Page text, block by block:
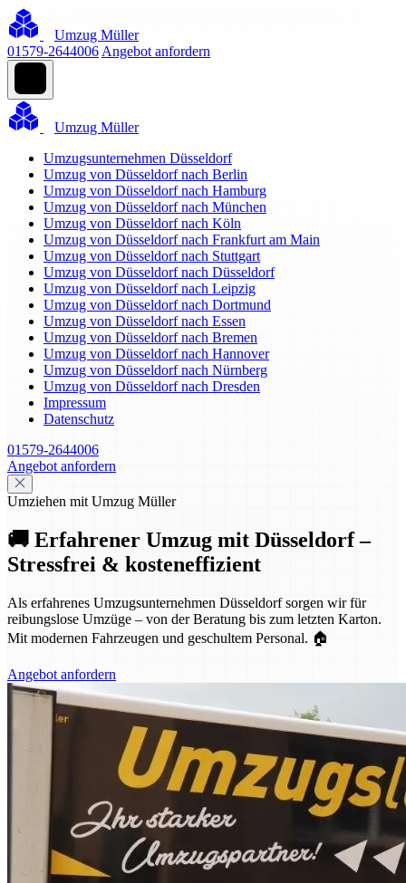
Umzug Müller
01579-2644006 Angebot anfordern
Umzug Müller
Umzugsunternehmen Düsseldorf
Umzug von Düsseldorf nach Berlin
Umzug von Düsseldorf nach Hamburg
Umzug von Düsseldorf nach München
Umzug von Düsseldorf nach Köln
Umzug von Düsseldorf nach Frankfurt am Main
Umzug von Düsseldorf nach Stuttgart
Umzug von Düsseldorf nach Düsseldorf
Umzug von Düsseldorf nach Leipzig
Umzug von Düsseldorf nach Dortmund
Umzug von Düsseldorf nach Essen
Umzug von Düsseldorf nach Bremen
Umzug von Düsseldorf nach Hannover
Umzug von Düsseldorf nach Nürnberg
Umzug von Düsseldorf nach Dresden
Impressum
Datenschutz
01579-2644006
Angebot anfordern
Umziehen mit Umzug Müller
🚚 Erfahrener Umzug mit Düsseldorf –
Stressfrei & kosteneffizient
Als erfahrenes Umzugsunternehmen Düsseldorf sorgen wir für
reibungslose Umzüge – von der Beratung bis zum letzten Karton.
Mit modernen Fahrzeugen und geschultem Personal. 🏠
Angebot anfordern